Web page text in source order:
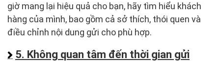
giờ mang lại hiệu quả cho bạn, hãy tìm hiểu khách
hàng của mình, bao gồm cả sở thích, thói quen và
điều chỉnh nội dung gửi cho phù hợp.
5. Không quan tâm đến thời gian gửi